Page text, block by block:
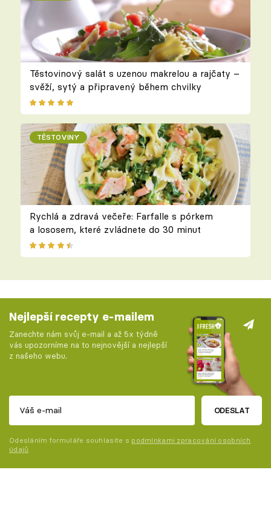
Těstovinový salát s uzenou makrelou a rajčaty –
svěží, sytý a připravený během chvilky
TĚSTOVINY
Rychlá a zdravá večeře: Farfalle s pórkem
a lososem, které zvládnete do 30 minut
Nejlepší recepty e-mailem
Zanechte nám svůj e-mail a až 5x týdně
vás upozorníme na to nejnovější a nejlepší
z našeho webu.
ODESLAT
Odesláním formuláře souhlasíte s podmínkami zpracování osobních
údajů